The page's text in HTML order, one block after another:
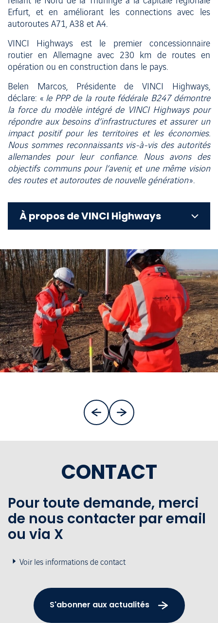
Erfurt, et en améliorant les connections avec les
autoroutes A71, A38 et A4.
VINCI Highways est le premier concessionnaire
routier en Allemagne avec 230 km de routes en
opération ou en construction dans le pays.
Belen Marcos, Présidente de VINCI Highways,
déclare: « le PPP de la route fédérale B247 démontre
la force du modèle intégré de VINCI Highways pour
répondre aux besoins d’infrastructures et assurer un
impact positif pour les territoires et les économies.
Nous sommes reconnaissants vis-à-vis des autorités
allemandes pour leur confiance. Nous avons des
objectifs communs pour l’avenir, et une même vision
des routes et autoroutes de nouvelle génération».
À propos de VINCI Highways
CONTACT
Pour toute demande, merci
de nous contacter par email
ou via X
Voir les informations de contact
S'abonner aux actualités